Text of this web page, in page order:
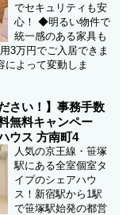
でセキュリティも安
心！ ◆明るい物件で
統一感のある家具も
3万円でご入居できま
によって変動しま
さい！】事務手数
無料キャンペー
ウス 方南町4
人気の京王線・笹塚
駅にある全室個室タ
イプのシェアハウ
ス！新宿駅から1駅
で笹塚駅始発の都営